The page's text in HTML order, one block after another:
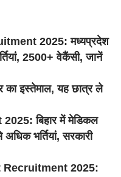
2025: मध्यप्रदेश
2500+ वेकैंसी, जानें
का इस्तेमाल, यह छात्र ले
बिहार में मेडिकल
भर्तियां, सरकारी
2025: